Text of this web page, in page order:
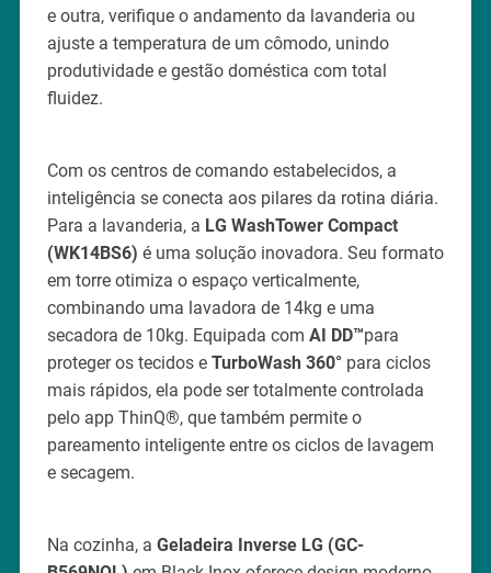
e outra, verifique o andamento da lavanderia ou
ajuste a temperatura de um cômodo, unindo
produtividade e gestão doméstica com total
fluidez.
Com os centros de comando estabelecidos, a
inteligência se conecta aos pilares da rotina diária.
Para a lavanderia, a LG WashTower Compact
(WK14BS6) é uma solução inovadora. Seu formato
em torre otimiza o espaço verticalmente,
combinando uma lavadora de 14kg e uma
secadora de 10kg. Equipada com AI DD™para
proteger os tecidos e TurboWash 360° para ciclos
mais rápidos, ela pode ser totalmente controlada
pelo app ThinQ®, que também permite o
pareamento inteligente entre os ciclos de lavagem
e secagem.
Na cozinha, a Geladeira Inverse LG (GC-